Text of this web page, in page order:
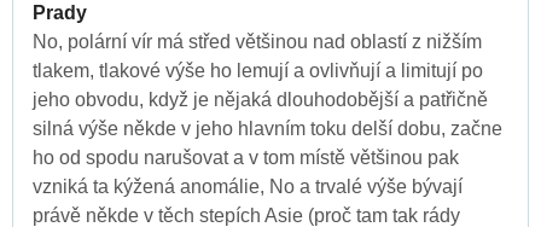
Prady
No, polární vír má střed většinou nad oblastí z nižším
tlakem, tlakové výše ho lemují a ovlivňují a limitují po
jeho obvodu, když je nějaká dlouhodobější a patřičně
silná výše někde v jeho hlavním toku delší dobu, začne
ho od spodu narušovat a v tom místě většinou pak
vzniká ta kýžená anomálie, No a trvalé výše bývají
právě někde v těch stepích Asie (proč tam tak rády